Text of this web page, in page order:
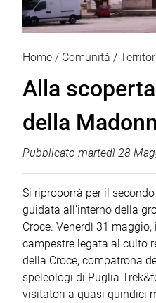
Home Comunità
Alla
della
Pubblicato martedì 28
Si riproporrà per il
guidata all’interno della
Croce. Venerdì 31
campestre legata al culto
della Croce, compatrona
speleologi di Puglia
visitatori a quasi quindici